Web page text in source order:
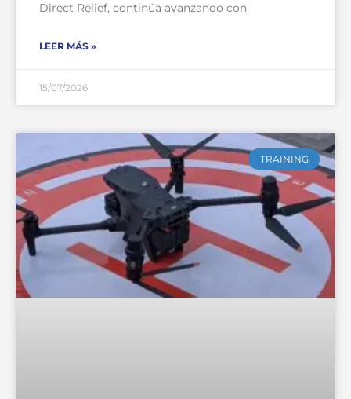
Direct Relief, continúa avanzando con
LEER MÁS »
15/07/2026
TRAINING